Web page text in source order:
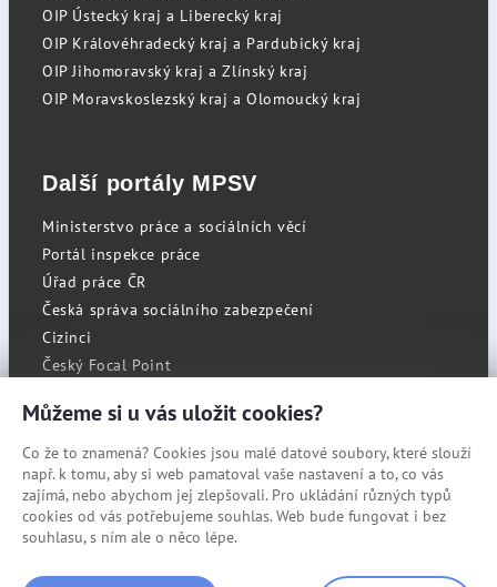
OIP Ústecký kraj a Liberecký kraj
OIP Královéhradecký kraj a Pardubický kraj
OIP Jihomoravský kraj a Zlínský kraj
OIP Moravskoslezský kraj a Olomoucký kraj
Další portály MPSV
Ministerstvo práce a sociálních věcí
Portál inspekce práce
Úřad práce ČR
Česká správa sociálního zabezpečení
Cizinci
Český Focal Point
RSS
Cookies
Prohlášení o přístupnosti
Mapa stránek
Můžeme si u vás uložit cookies?
Co že to znamená? Cookies jsou malé datové soubory, které slouží
např. k tomu, aby si web pamatoval vaše nastavení a to, co vás
zajímá, nebo abychom jej zlepšovali. Pro ukládání různých typů
cookies od vás potřebujeme souhlas. Web bude fungovat i bez
souhlasu, s ním ale o něco lépe.